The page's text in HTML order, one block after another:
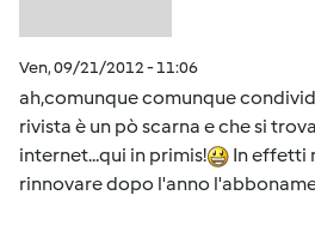
Ven, 09/21/2012 - 11:06
ah,comunque comunque
rivista è un pò scarna e che si
internet...qui in primis!
In effetti
rinnovare dopo l'anno